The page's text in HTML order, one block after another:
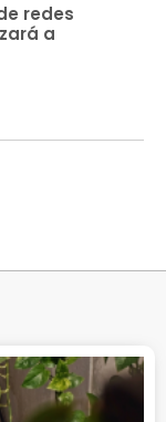
redes
a